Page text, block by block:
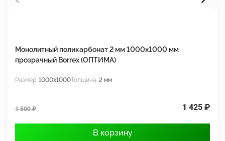
Монолитный поликарбонат 2 мм 1000x1000 мм
прозрачный Borrex (ОПТИМА)
Размер 1000x1000Толщина 2 мм
1 500 ₽ 1 425 ₽
В корзину